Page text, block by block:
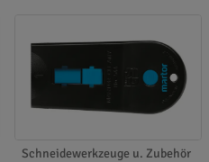
Schneidewerkzeuge u. Zubehör